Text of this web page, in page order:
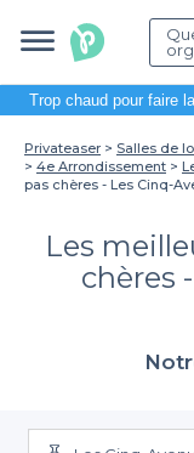
Trop chaud pour faire
Privateaser Salles de
4e Arrondissement
pas chères - Les Cinq-
Les
chères